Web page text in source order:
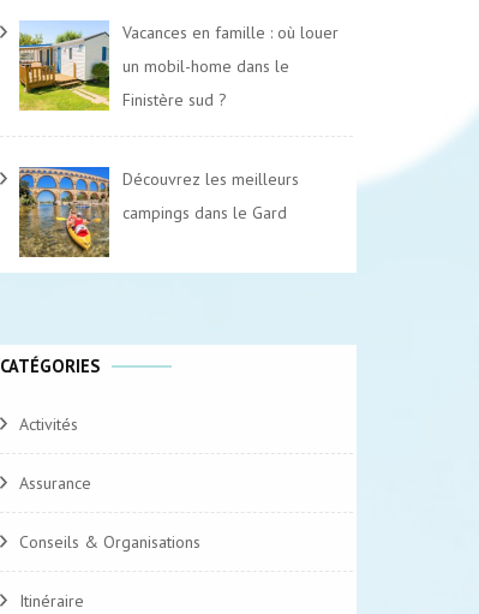
Vacances en famille : où louer
un mobil-home dans le
Finistère sud ?
Découvrez les meilleurs
campings dans le Gard
CATÉGORIES
Activités
Assurance
Conseils & Organisations
Itinéraire